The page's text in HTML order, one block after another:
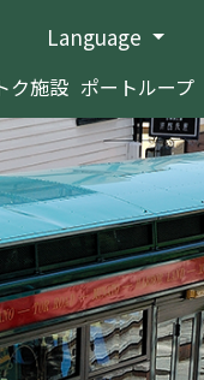
Language
ク施設 ポートループ